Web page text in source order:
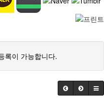
록이 가능합니다.